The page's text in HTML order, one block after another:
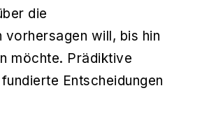
die
vorhersagen will, bis hin
möchte. Prädiktive
Entscheidungen